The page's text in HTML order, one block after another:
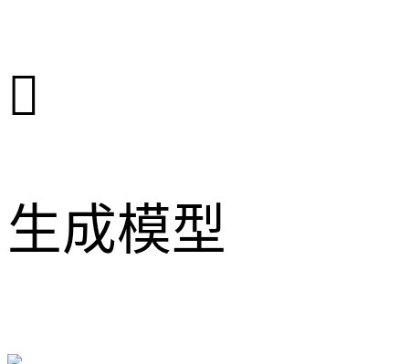

生成模型